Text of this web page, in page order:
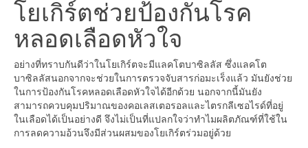
โยเกิร์ตช่วยป้องกันโรค
หลอดเลือดหัวใจ
อย่างที่ทราบกันดีว่าในโยเกิร์ตจะมีแลคโตบาซิลลัส ซึ่งแลคโต
บาซิลลัสนอกจากจะช่วยในการตรวจจับสารก่อมะเร็งแล้ว มันยังช่วย
ในการป้องกันโรคหลอดเลือดหัวใจได้อีกด้วย นอกจากนี้มันยัง
สามารถควบคุมปริมาณของคอเลสเตอรอลและไตรกลีเซอไรด์ที่อยู่
ในเลือดได้เป็นอย่างดี จึงไม่เป็นที่แปลกใจว่าทำไมผลิตภัณฑ์ที่ใช้ใน
การลดความอ้วนจึงมีส่วนผสมของโยเกิร์ตร่วมอยู่ด้วย